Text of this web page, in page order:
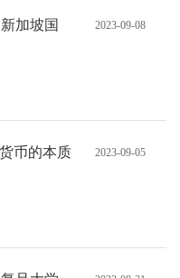
加坡国 2023-09-08
币的本质 2023-09-05